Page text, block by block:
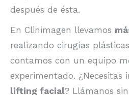
después de ésta.
En Clinimagen llevamos
realizando cirugías
contamos con un equipo
experimentado. ¿Necesitas
lifting facial? Llámanos